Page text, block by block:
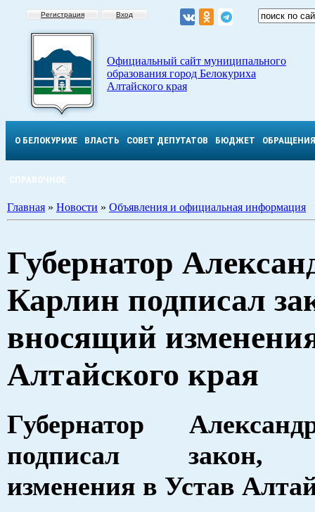
Регистрация Вход
Официальный сайт муниципального
образования город Белокуриха
Алтайского края
О БЕЛОКУРИХЕ ВЛАСТЬ СОВЕТ ДЕПУТАТОВ БЮДЖЕТ ОБРАЩЕНИЯ
СПРАВОЧНОЕ
Главная » Новости » Объявления и официальная информация
Губернатор
Карлин подписал
вносящий
Алтайского края
Губернатор
подписал закон,
изменения в Устав